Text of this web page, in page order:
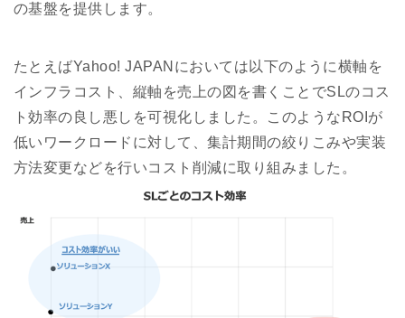
の基盤を提供します。
たとえばYahoo! JAPANにおいては以下のように横軸を
インフラコスト、縦軸を売上の図を書くことでSLのコス
ト効率の良し悪しを可視化しました。このようなROIが
低いワークロードに対して、集計期間の絞りこみや実装
方法変更などを行いコスト削減に取り組みました。